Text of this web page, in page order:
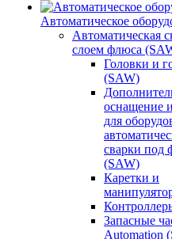
Автоматическое
Автоматическая
слоем флюса
Головки и
(SAW)
оснащение
для
сварки под
(SAW)
Каретки и
Запасные
Automation